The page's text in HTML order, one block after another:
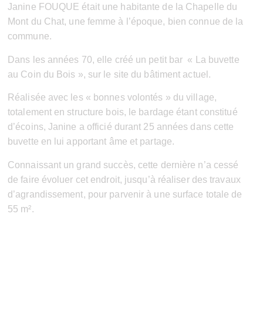
Janine FOUQUE était une habitante de la Chapelle du
Mont du Chat, une femme à l’époque, bien connue de la
commune.
Dans les années 70, elle créé un petit bar « La buvette
au Coin du Bois », sur le site du bâtiment actuel.
Réalisée avec les « bonnes volontés » du village,
totalement en structure bois, le bardage étant constitué
d’écoins, Janine a officié durant 25 années dans cette
buvette en lui apportant âme et partage.
Connaissant un grand succès, cette dernière n’a cessé
de faire évoluer cet endroit, jusqu’à réaliser des travaux
d’agrandissement, pour parvenir à une surface totale de
55 m².